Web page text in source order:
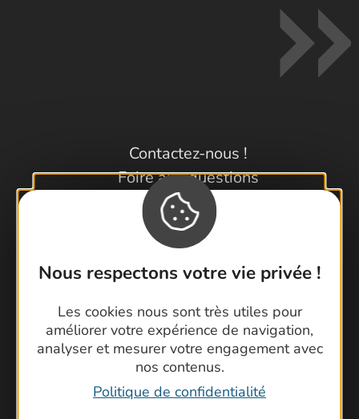
Nous respectons votre vie privée !
Les cookies nous sont très utiles pour
améliorer votre expérience de navigation,
analyser et mesurer votre engagement avec
nos contenus.
Politique de confidentialité
Contactez-nous !
Foire aux questions
Brochures
Cartoguides et Topoguides
Latitude Gard